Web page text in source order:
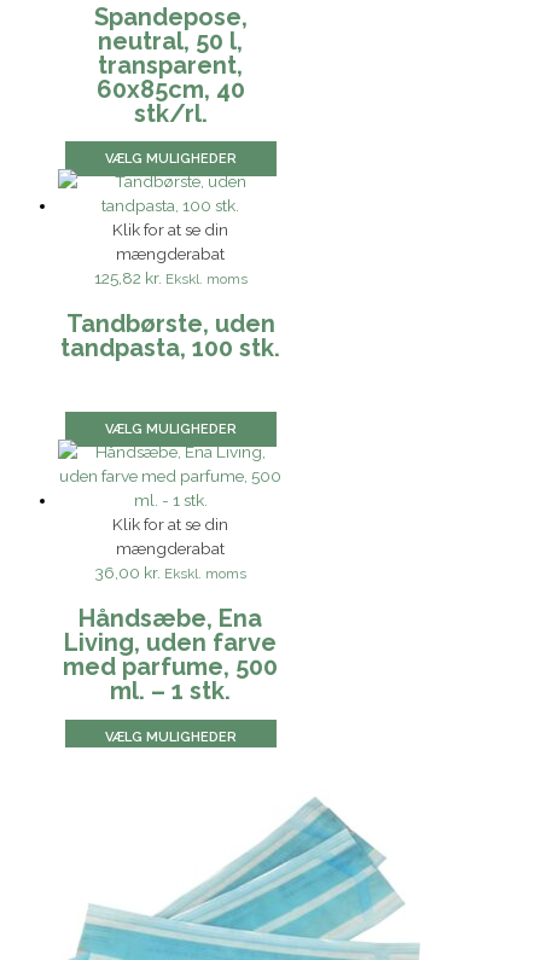
Spandepose,
neutral, 50 l,
transparent,
60x85cm, 40
stk/rl.
VÆLG MULIGHEDER
Klik for at se din
mængderabat
125,82 kr. Ekskl. moms
Tandbørste, uden
tandpasta, 100 stk.
VÆLG MULIGHEDER
Klik for at se din
mængderabat
36,00 kr. Ekskl. moms
Håndsæbe, Ena
Living, uden farve
med parfume, 500
ml. – 1 stk.
VÆLG MULIGHEDER